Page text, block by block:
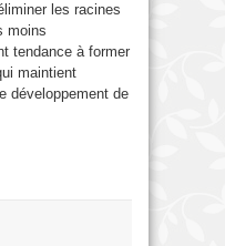
les racines
moins
tendance à former
maintient
développement de